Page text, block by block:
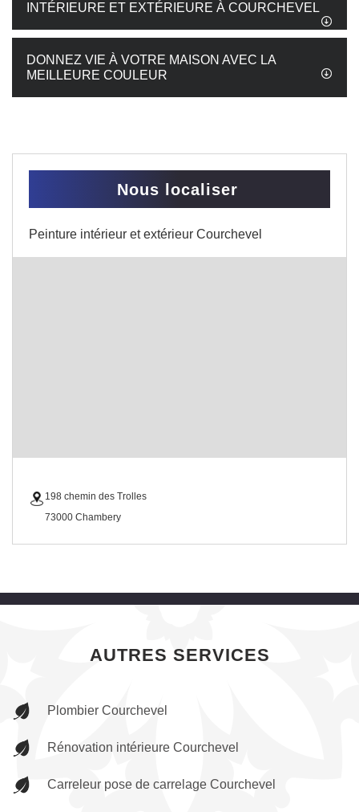
INTÉRIEURE ET EXTÉRIEURE À COURCHEVEL
DONNEZ VIE À VOTRE MAISON AVEC LA
MEILLEURE COULEUR
Nous localiser
Peinture intérieur et extérieur Courchevel
198 chemin des Trolles
73000 Chambery
AUTRES SERVICES
Plombier Courchevel
Rénovation intérieure Courchevel
Carreleur pose de carrelage Courchevel